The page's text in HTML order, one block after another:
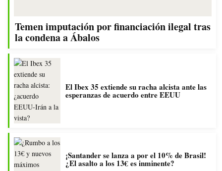
Temen imputación por financiación ilegal tras
la condena a Ábalos
El Ibex 35 extiende su racha alcista ante las
esperanzas de acuerdo entre EEUU
¡Santander se lanza a por el 10% de Brasil!
¿El asalto a los 13€ es inminente?